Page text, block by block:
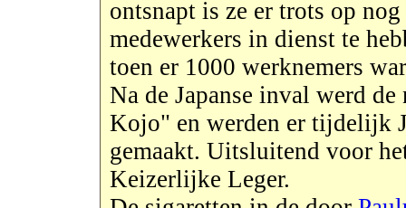
ontsnapt is ze er trots op
medewerkers in dienst te
toen er 1000 werknemers
Na de Japanse inval werd
Kojo" en werden er tijdelijk
gemaakt. Uitsluitend voor
Keizerlijke Leger.